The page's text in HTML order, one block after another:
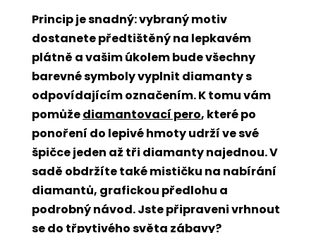
Princip je snadný: vybraný motiv
dostanete předtištěný na lepkavém
plátně a vašim úkolem bude všechny
barevné symboly vyplnit diamanty s
odpovídajícím označením. K tomu vám
pomůžediamantovací pero, které po
ponoření do lepivé hmoty udrží ve své
špičce jeden až tři diamanty najednou. V
sadě obdržíte také mističku na nabírání
diamantů, grafickou předlohu a
podrobný návod. Jste připraveni vrhnout
se do třpytivého světa zábavy?